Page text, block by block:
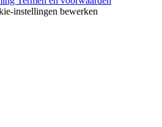
instellingen bewerken